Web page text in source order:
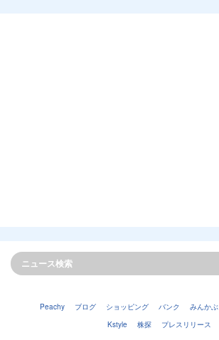
Peachy ブログ ショッピング バンク みんかぶ
Kstyle
株探 プレスリリース